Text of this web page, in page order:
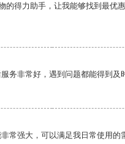
的得力助手，让我能够找到最优
务非常好，遇到问题都能得到及
常强大，可以满足我日常使用的